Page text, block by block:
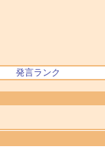
発言ランク